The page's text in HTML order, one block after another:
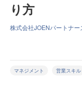
り方
株式会社JOENパートナ
マネジメント 営業スキル